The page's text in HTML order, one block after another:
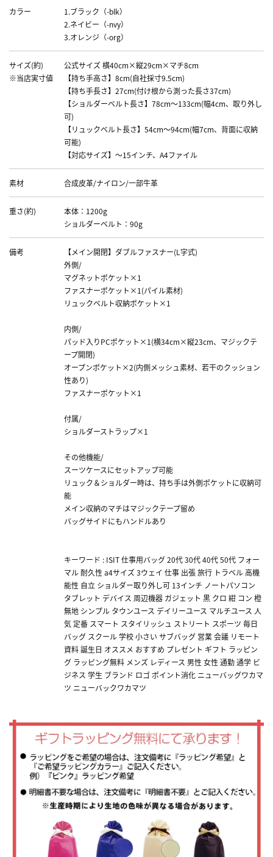
カラー
1.ブラック（-blk）
2.ネイビー（-nvy）
3.オレンジ（-org）
サイズ(約)
※当店実寸値
公式サイズ 横40cm×縦29cm×マチ8cm
【持ち手高さ】8cm(自社採寸9.5cm)
【持ち手長さ】27cm(付け根から測った長さ37cm)
【ショルダーベルト長さ】78cm～133cm(幅4cm、取り外し
可)
【リュックベルト長さ】54cm～94cm(幅7cm、背面に収納
可能)
【対応サイズ】～15インチ、A4ファイル
素材 合成皮革/ナイロン/一部牛革
重さ(約)
本体：1200g
ショルダーベルト：90g
備考
【メイン開閉】ダブルファスナー(L字式)
外側/
マグネットポケット×1
ファスナーポケット×1(パイル素材)
リュックベルト収納ポケット×1
内側/
パッド入りPCポケット×1(横34cm×縦23cm、マジックテ
ープ開閉)
オープンポケット×2(内側メッシュ素材、若干のクッション
性あり)
ファスナーポケット×1
付属/
ショルダーストラップ×1
その他機能/
スーツケースにセットアップ可能
リュック＆ショルダー時は、持ち手は外側ポケットに収納可
能
メイン収納のマチはマジックテープ留め
バッグサイドにもハンドルあり
キーワード : ISIT 仕事用バッグ 20代 30代 40代 50代 フォー
マル 耐久性 a4サイズ 3ウェイ 仕事 出張 旅行 トラベル 高機
能性 自立 ショルダー取り外し可 13インチ ノートパソコン
タブレット デバイス 周辺機器 ガジェット 黒 クロ 紺 コン 橙
無地 シンプル タウンユース デイリーユース マルチユース 人
気 定番 スマート スタイリッシュ ストリート スポーツ 毎日
バッグ スクール 学校 小さい サブバッグ 営業 会議 リモート
資料 誕生日 オススメ おすすめ プレゼント ギフト ラッピン
グ ラッピング無料 メンズ レディース 男性 女性 通勤 通学 ビ
ジネス 学生 ブランド ロゴ ポイント消化 ニューバッグワカマ
ツ ニューバックワカマツ